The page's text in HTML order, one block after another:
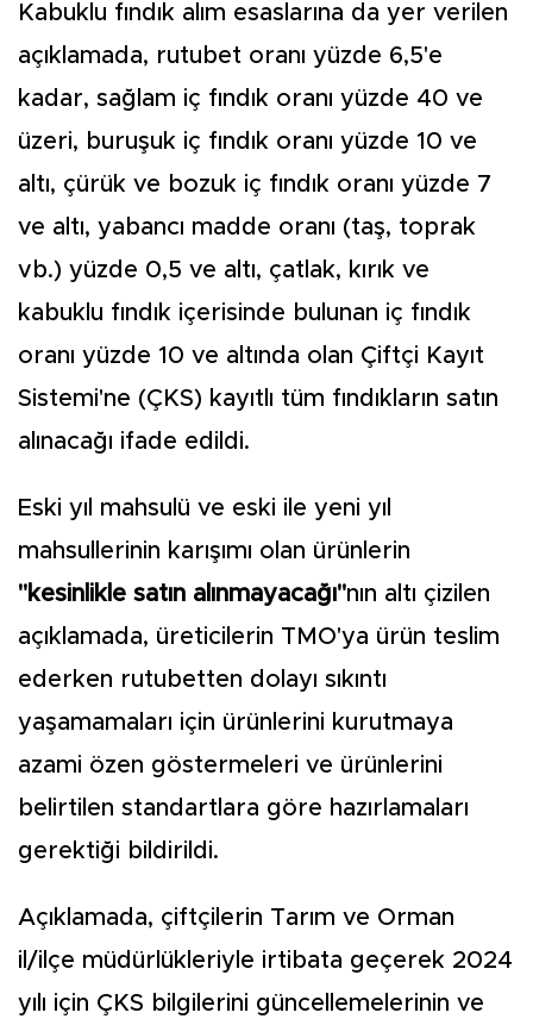
Kabuklu fındık alım esaslarına da yer verilen
açıklamada, rutubet oranı yüzde 6,5'e
kadar, sağlam iç fındık oranı yüzde 40 ve
üzeri, buruşuk iç fındık oranı yüzde 10 ve
altı, çürük ve bozuk iç fındık oranı yüzde 7
ve altı, yabancı madde oranı (taş, toprak
vb.) yüzde 0,5 ve altı, çatlak, kırık ve
kabuklu fındık içerisinde bulunan iç fındık
oranı yüzde 10 ve altında olan Çiftçi Kayıt
Sistemi'ne (ÇKS) kayıtlı tüm fındıkların satın
alınacağı ifade edildi.
Eski yıl mahsulü ve eski ile yeni yıl
mahsullerinin karışımı olan ürünlerin
"kesinlikle satın alınmayacağı"nın altı çizilen
açıklamada, üreticilerin TMO'ya ürün teslim
ederken rutubetten dolayı sıkıntı
yaşamamaları için ürünlerini kurutmaya
azami özen göstermeleri ve ürünlerini
belirtilen standartlara göre hazırlamaları
gerektiği bildirildi.
Açıklamada, çiftçilerin Tarım ve Orman
il/ilçe müdürlükleriyle irtibata geçerek 2024
yılı için ÇKS bilgilerini güncellemelerinin ve